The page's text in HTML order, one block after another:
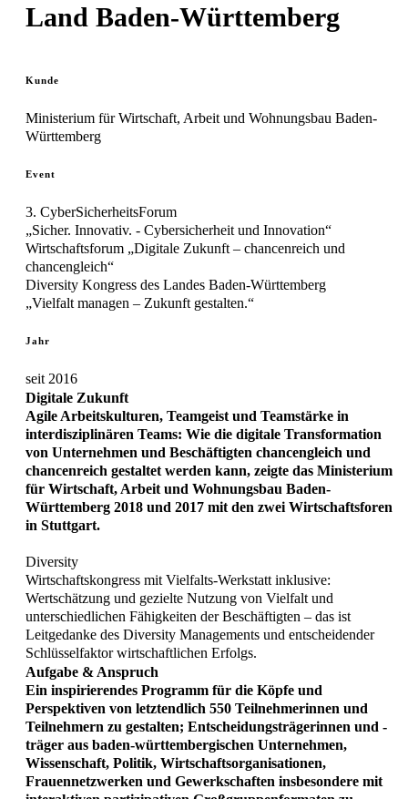
Land Baden-Württemberg
Kunde
Ministerium für Wirtschaft, Arbeit und Wohnungsbau Baden-
Württemberg
Event
3. CyberSicherheitsForum
„Sicher. Innovativ. - Cybersicherheit und Innovation“
Wirtschaftsforum „Digitale Zukunft – chancenreich und
chancengleich“
Diversity Kongress des Landes Baden-Württemberg
„Vielfalt managen – Zukunft gestalten.“
Jahr
seit 2016
Digitale Zukunft
Agile Arbeitskulturen, Teamgeist und Teamstärke in
interdisziplinären Teams: Wie die digitale Transformation
von Unternehmen und Beschäftigten chancengleich und
chancenreich gestaltet werden kann, zeigte das Ministerium
für Wirtschaft, Arbeit und Wohnungsbau Baden-
Württemberg 2018 und 2017 mit den zwei Wirtschaftsforen
in Stuttgart.
Diversity
Wirtschaftskongress mit Vielfalts-Werkstatt inklusive:
Wertschätzung und gezielte Nutzung von Vielfalt und
unterschiedlichen Fähigkeiten der Beschäftigten – das ist
Leitgedanke des Diversity Managements und entscheidender
Schlüsselfaktor wirtschaftlichen Erfolgs.
Aufgabe & Anspruch
Ein inspirierendes Programm für die Köpfe und
Perspektiven von letztendlich 550 Teilnehmerinnen und
Teilnehmern zu gestalten; Entscheidungsträgerinnen und -
träger aus baden-württembergischen Unternehmen,
Wissenschaft, Politik, Wirtschaftsorganisationen,
Frauennetzwerken und Gewerkschaften insbesondere mit